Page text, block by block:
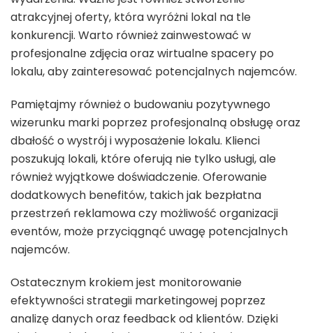
atrakcyjnej oferty, która wyróżni lokal na tle
konkurencji. Warto również zainwestować w
profesjonalne zdjęcia oraz wirtualne spacery po
lokalu, aby zainteresować potencjalnych najemców.
Pamiętajmy również o budowaniu pozytywnego
wizerunku marki poprzez profesjonalną obsługę oraz
dbałość o wystrój i wyposażenie lokalu. Klienci
poszukują lokali, które oferują nie tylko usługi, ale
również wyjątkowe doświadczenie. Oferowanie
dodatkowych benefitów, takich jak bezpłatna
przestrzeń reklamowa czy możliwość organizacji
eventów, może przyciągnąć uwagę potencjalnych
najemców.
Ostatecznym krokiem jest monitorowanie
efektywności strategii marketingowej poprzez
analizę danych oraz feedback od klientów. Dzięki